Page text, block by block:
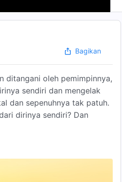
Bagikan
ditangani oleh pemimpinnya,
sendiri dan mengelak
dan sepenuhnya tak patuh.
dirinya sendiri? Dan